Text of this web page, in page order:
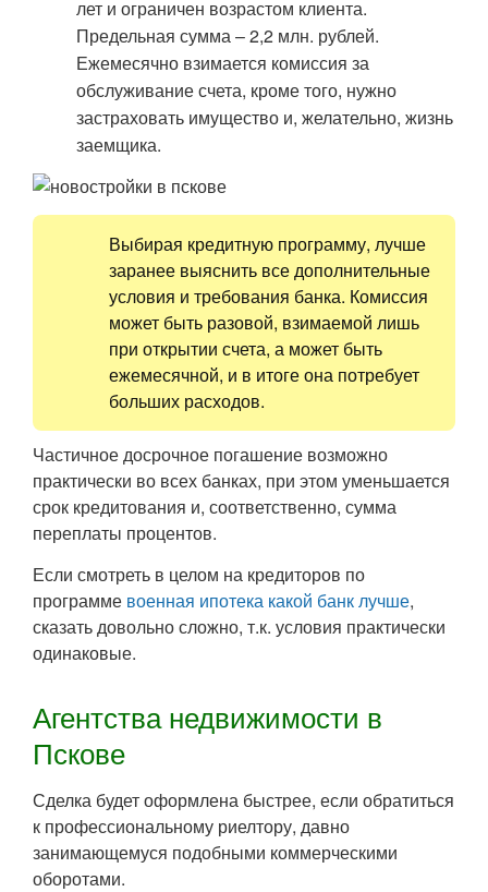
лет и ограничен возрастом клиента.
Предельная сумма – 2,2 млн. рублей.
Ежемесячно взимается комиссия за
обслуживание счета, кроме того, нужно
застраховать имущество и, желательно, жизнь
заемщика.
Выбирая кредитную программу, лучше
заранее выяснить все дополнительные
условия и требования банка. Комиссия
может быть разовой, взимаемой лишь
при открытии счета, а может быть
ежемесячной, и в итоге она потребует
больших расходов.
Частичное досрочное погашение возможно
практически во всех банках, при этом уменьшается
срок кредитования и, соответственно, сумма
переплаты процентов.
Если смотреть в целом на кредиторов по
программе военная ипотека какой банк лучше,
сказать довольно сложно, т.к. условия практически
одинаковые.
Агентства недвижимости в
Пскове
Сделка будет оформлена быстрее, если обратиться
к профессиональному риелтору, давно
занимающемуся подобными коммерческими
оборотами.